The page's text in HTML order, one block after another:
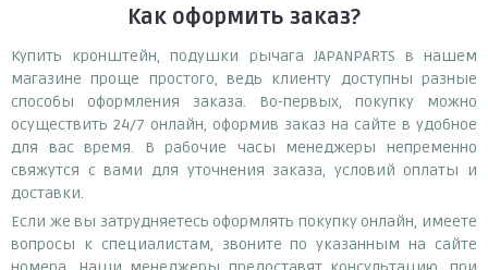
Как оформить заказ?
Купить кронштейн, подушки рычага JAPANPARTS в нашем
магазине проще простого, ведь клиенту доступны разные
способы оформления заказа. Во-первых, покупку можно
осуществить 24/7 онлайн, оформив заказ на сайте в удобное
для вас время. В рабочие часы менеджеры непременно
свяжутся с вами для уточнения заказа, условий оплаты и
доставки.
Если же вы затрудняетесь оформлять покупку онлайн, имеете
вопросы к специалистам, звоните по указанным на сайте